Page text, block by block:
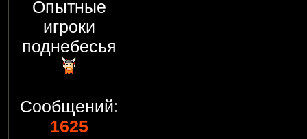
Опытные
игроки
поднебесья
Сообщений:
1625